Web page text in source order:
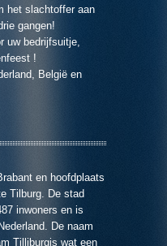
het slachtoffer aan
gangen!
uw bedrijfsuitje,
!
België en
en hoofdplaats
Tilburg. De stad
inwoners en is
De naam
Tilliburgis wat een